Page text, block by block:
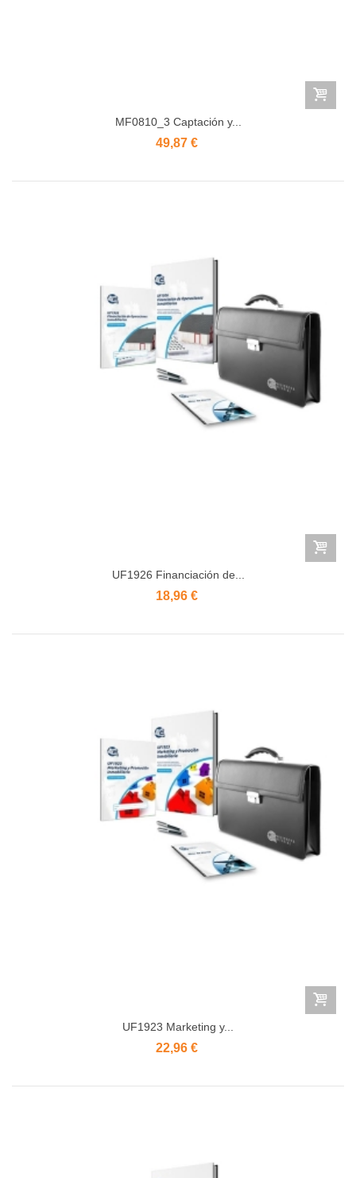
MF0810_3 Captación y...
49,87 €
UF1926 Financiación de...
18,96 €
UF1923 Marketing y...
22,96 €